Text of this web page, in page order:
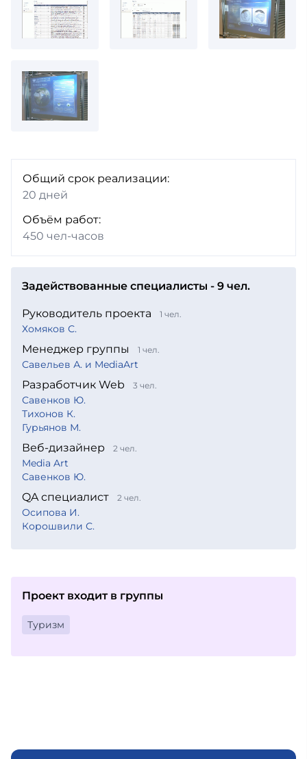
Общий срок реализации:
20 дней
Объём работ:
450 чел-часов
Задействованные специалисты - 9 чел.
Руководитель проекта 1 чел.
Хомяков С.
Менеджер группы 1 чел.
Савельев А. и MediaArt
Разработчик Web 3 чел.
Савенков Ю.
Тихонов К.
Гурьянов М.
Веб-дизайнер 2 чел.
Media Art
Савенков Ю.
QA специалист 2 чел.
Осипова И.
Корошвили С.
Проект входит в группы
Туризм